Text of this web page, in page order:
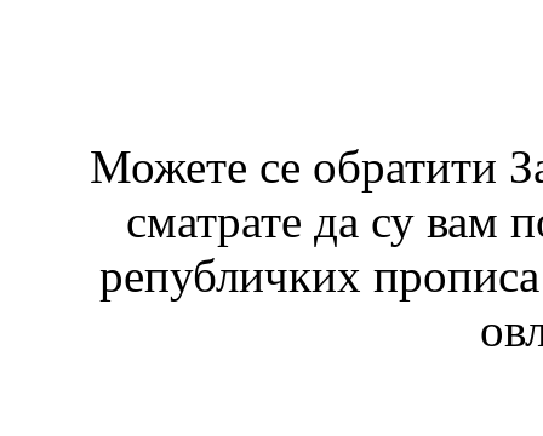
Можете се обратити
сматрате да су вам
републичких